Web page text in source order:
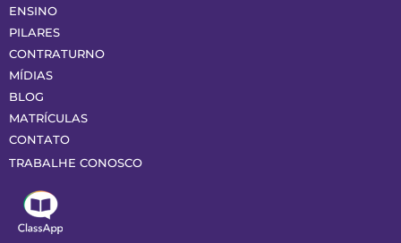
ENSINO
PILARES
CONTRATURNO
MÍDIAS
BLOG
MATRÍCULAS
CONTATO
TRABALHE CONOSCO